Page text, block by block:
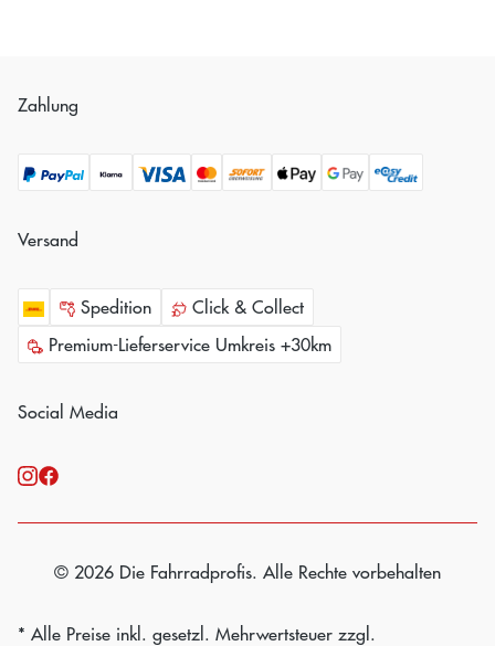
Zahlung
Versand
Spedition
Click & Collect
Premium-Lieferservice Umkreis +30km
Social Media
© 2026 Die Fahrradprofis. Alle Rechte vorbehalten
* Alle Preise inkl. gesetzl. Mehrwertsteuer zzgl.